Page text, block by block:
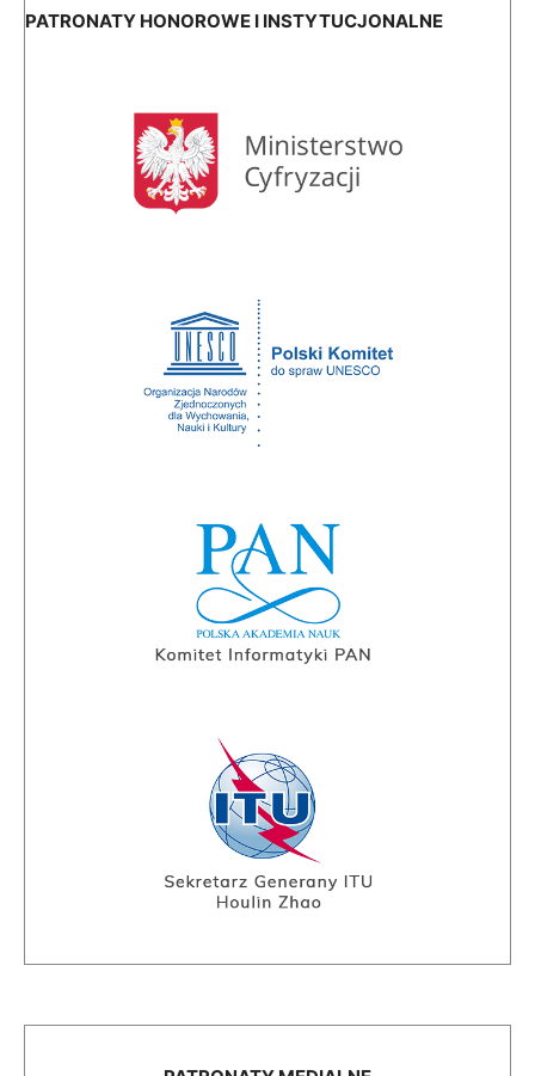
PATRONATY HONOROWE I INSTYTUCJONALNE